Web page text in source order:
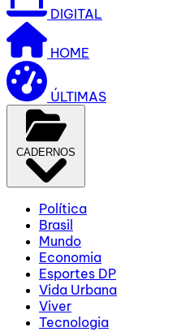
DIGITAL
HOME
ÚLTIMAS
CADERNOS
Política
Brasil
Mundo
Economia
Esportes DP
Vida Urbana
Viver
Tecnologia